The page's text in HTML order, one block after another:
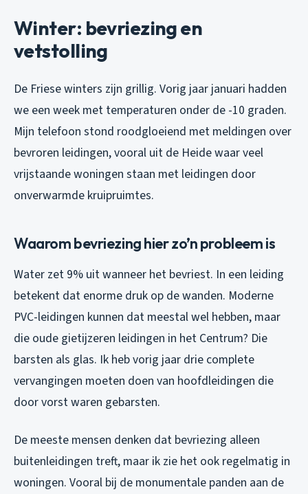
Winter: bevriezing en
vetstolling
De Friese winters zijn grillig. Vorig jaar januari hadden
we een week met temperaturen onder de -10 graden.
Mijn telefoon stond roodgloeiend met meldingen over
bevroren leidingen, vooral uit de Heide waar veel
vrijstaande woningen staan met leidingen door
onverwarmde kruipruimtes.
Waarom bevriezing hier zo’n probleem is
Water zet 9% uit wanneer het bevriest. In een leiding
betekent dat enorme druk op de wanden. Moderne
PVC-leidingen kunnen dat meestal wel hebben, maar
die oude gietijzeren leidingen in het Centrum? Die
barsten als glas. Ik heb vorig jaar drie complete
vervangingen moeten doen van hoofdleidingen die
door vorst waren gebarsten.
De meeste mensen denken dat bevriezing alleen
buitenleidingen treft, maar ik zie het ook regelmatig in
woningen. Vooral bij de monumentale panden aan de